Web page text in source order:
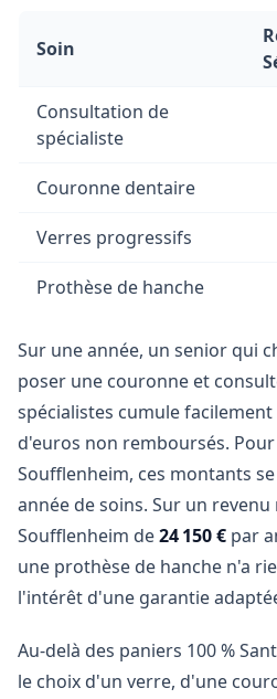
Soin
Consultation de
spécialiste
Couronne dentaire
Verres progressifs
Prothèse de hanche
Sur une année, un senior qui
poser une couronne et
spécialistes cumule
d'euros non remboursés.
Soufflenheim, ces montants
année de soins. Sur un
Soufflenheim de24 150 € par
une prothèse de hanche n'a
l'intérêt d'une garantie
Au-delà des paniers 100 %
le choix d'un verre, d'une